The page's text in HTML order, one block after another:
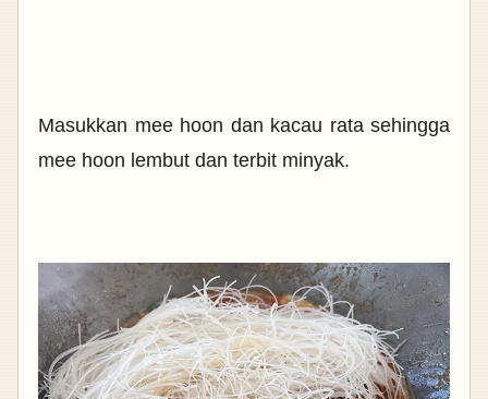
Masukkan mee hoon dan kacau rata sehingga
mee hoon lembut dan terbit minyak.